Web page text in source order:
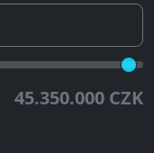
45.350.000 CZK